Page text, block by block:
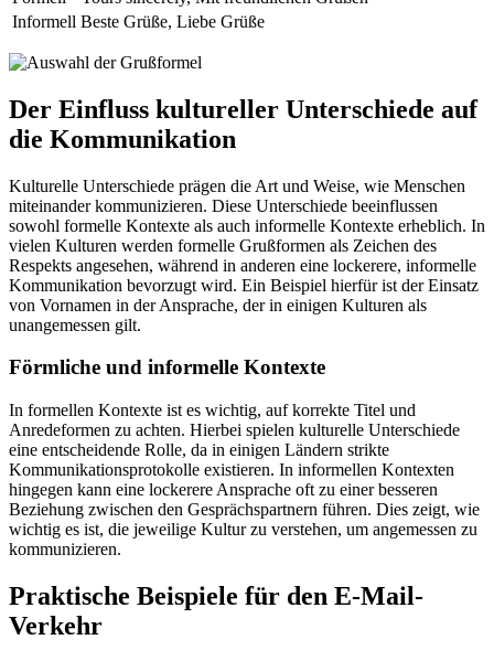
Informell Beste Grüße, Liebe Grüße
Der Einfluss kultureller Unterschiede auf
die Kommunikation
Kulturelle Unterschiede prägen die Art und Weise, wie Menschen
miteinander kommunizieren. Diese Unterschiede beeinflussen
sowohl formelle Kontexte als auch informelle Kontexte erheblich. In
vielen Kulturen werden formelle Grußformen als Zeichen des
Respekts angesehen, während in anderen eine lockerere, informelle
Kommunikation bevorzugt wird. Ein Beispiel hierfür ist der Einsatz
von Vornamen in der Ansprache, der in einigen Kulturen als
unangemessen gilt.
Förmliche und informelle Kontexte
In formellen Kontexte ist es wichtig, auf korrekte Titel und
Anredeformen zu achten. Hierbei spielen kulturelle Unterschiede
eine entscheidende Rolle, da in einigen Ländern strikte
Kommunikationsprotokolle existieren. In informellen Kontexten
hingegen kann eine lockerere Ansprache oft zu einer besseren
Beziehung zwischen den Gesprächspartnern führen. Dies zeigt, wie
wichtig es ist, die jeweilige Kultur zu verstehen, um angemessen zu
kommunizieren.
Praktische Beispiele für den E-Mail-
Verkehr